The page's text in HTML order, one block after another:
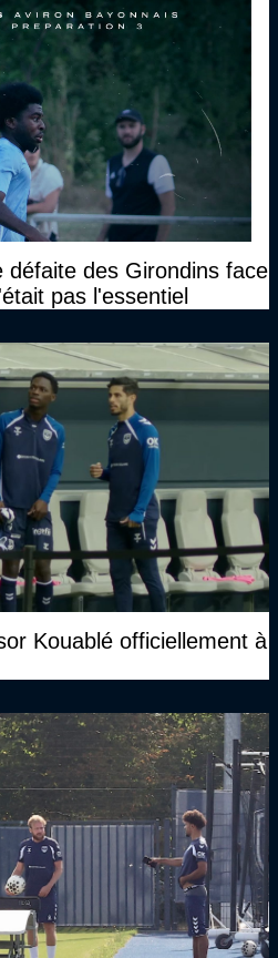
défaite des Girondins face
pas l'essentiel
Kouablé officiellement à